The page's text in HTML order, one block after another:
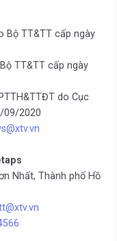
Bộ TT&TT cấp ngày
TT&TT cấp ngày
do Cục
09/2020
Nhất, Thành phố Hồ